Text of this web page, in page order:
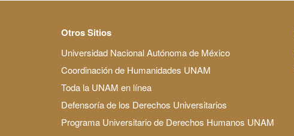
Otros Sitios
Universidad Nacional Autónoma de México
Coordinación de Humanidades UNAM
Toda la UNAM en línea
Defensoría de los Derechos Universitarios
Programa Universitario de Derechos Humanos UNAM